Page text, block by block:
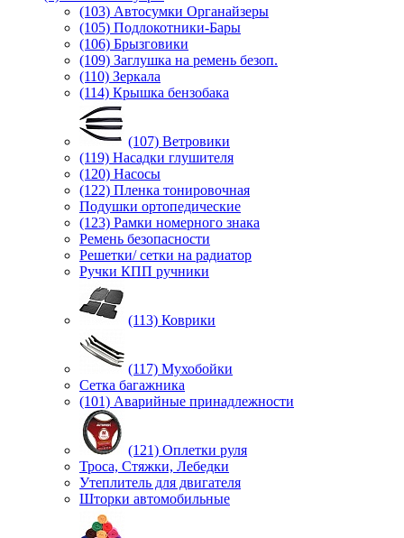
(103) Автосумки Органайзеры
(105) Подлокотники-Бары
(106) Брызговики
(109) Заглушка на ремень безоп.
(110) Зеркала
(114) Крышка бензобака
(107) Ветровики
(119) Насадки глушителя
(120) Насосы
(122) Пленка тонировочная
Подушки ортопедические
(123) Рамки номерного знака
Ремень безопасности
Решетки/ сетки на радиатор
Ручки КПП ручники
(113) Коврики
(117) Мухобойки
Сетка багажника
(101) Аварийные принадлежности
(121) Оплетки руля
Троса, Стяжки, Лебедки
Утеплитель для двигателя
Шторки автомобильные